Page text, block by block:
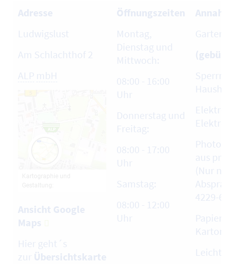
Adresse
Ludwigslust
Am Schlachthof 2
ALP mbH
Ansicht Google
Maps
Hier geht´s
zur Übersichtskarte
Öffnungszeiten
Montag,
Dienstag und
Mittwoch:
08:00 - 16:00
Uhr
Donnerstag und
Freitag:
08:00 - 17:00
Uhr
Samstag:
08:00 - 12:00
Uhr
aus
(Nur
4229-
Papier,